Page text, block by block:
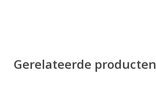
Gerelateerde producten